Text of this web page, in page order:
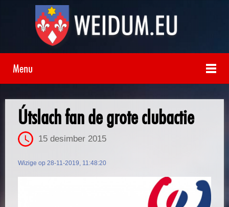
Menu
Útslach fan de grote clubactie
15 desimber 2015
Wizige op 28-11-2019, 11:48:20